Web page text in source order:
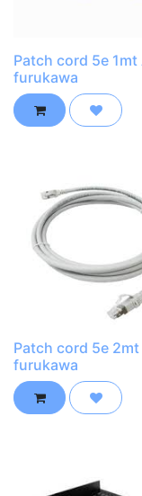
Patch cord 5e 1mt
furukawa
Patch cord 5e 2mt
furukawa